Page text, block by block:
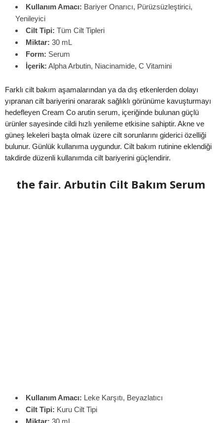
Kullanım Amacı: Bariyer Onarıcı, Pürüzsüzleştirici,
Yenileyici
Cilt Tipi: Tüm Cilt Tipleri
Miktar: 30 mL
Form: Serum
İçerik: Alpha Arbutin, Niacinamide, C Vitamini
Farklı cilt bakım aşamalarından ya da dış etkenlerden dolayı
yıpranan cilt bariyerini onararak sağlıklı görünüme kavuşturmayı
hedefleyen Cream Co arutin serum, içeriğinde bulunan güçlü
ürünler sayesinde cildi hızlı yenileme etkisine sahiptir. Akne ve
güneş lekeleri başta olmak üzere cilt sorunlarını giderici özelliği
bulunur. Günlük kullanıma uygundur. Cilt bakım rutinine eklendiği
takdirde düzenli kullanımda cilt bariyerini güçlendirir.
the fair. Arbutin Cilt Bakım Serum
Kullanım Amacı: Leke Karşıtı, Beyazlatıcı
Cilt Tipi: Kuru Cilt Tipi
Miktar: 30 mL